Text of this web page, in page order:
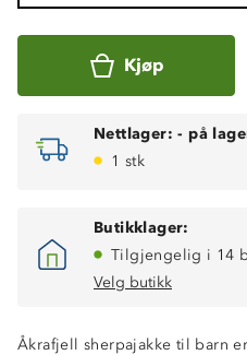
Kjøp
Nettlager: - på
1 stk
Butikklager:
Tilgjengelig i 14
Velg butikk
Åkrafjell sherpajakke til barn